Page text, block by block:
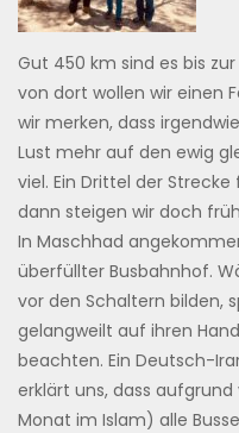
Gut 450 km sind es bis
von dort wollen wir einen
wir merken, dass
Lust mehr auf den ewig
viel. Ein Drittel der
dann steigen wir doch
In Maschhad
überfüllter Busbahnhof.
vor den Schaltern bilden,
gelangweilt auf ihren
beachten. Ein Deutsch-
erklärt uns, dass
Monat im Islam) alle